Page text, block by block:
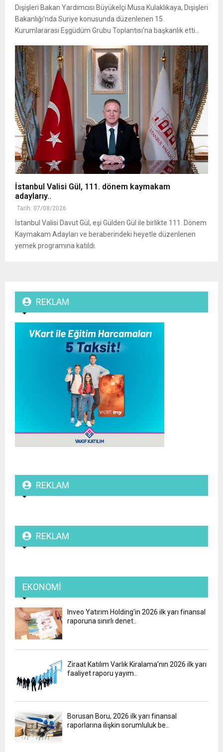
Dışişleri Bakan Yardımcısı Büyükelçi Musa Kulaklıkaya, Dışişleri
Bakanlığı'nda Suriye konusunda düzenlenen 15.
Kurumlararası Eşgüdüm Grubu Toplantısı'na başkanlık etti...
İstanbul Valisi Gül, 111. dönem kaymakam
adaylarıy..
Tarih: 07/08/2026
İstanbul Valisi Davut Gül, eşi Gülden Gül ile birlikte 111. Dönem
Kaymakam Adayları ve beraberindeki heyetle düzenlenen
yemek programına katıldı.
REKLAM
REKLAM
REKLAM
EKONOMI
Inveo Yatırım Holding'in 2026 ilk yarı finansal
raporuna sınırlı denet..
Ziraat Katılım Varlık Kiralama'nın 2026 ilk yarı
faaliyet raporu yayım..
Borusan Boru, 2026 ilk yarı finansal
raporlarına ilişkin sorumluluk be..